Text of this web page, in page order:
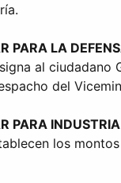
PARA LA
al
del
PARA
los